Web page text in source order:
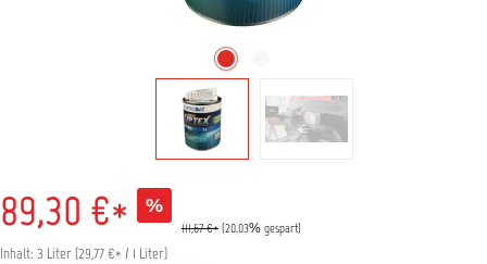
89,30 €* %
111,67 €* (20.03% gespart)
Inhalt: 3 Liter (29,77 €* / 1 Liter)